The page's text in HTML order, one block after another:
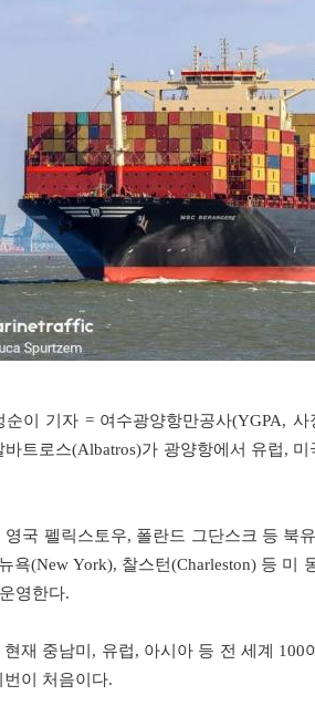
순이 기자 = 여수광양항만공사(YGPA,
트로스(Albatros)가 광양항에서 유럽,
국 펠릭스토우, 폴란드 그단스크 등 북
욕(New York), 찰스턴(Charleston) 등 미
영한다.
재 중남미, 유럽, 아시아 등 전 세계
이 처음이다.